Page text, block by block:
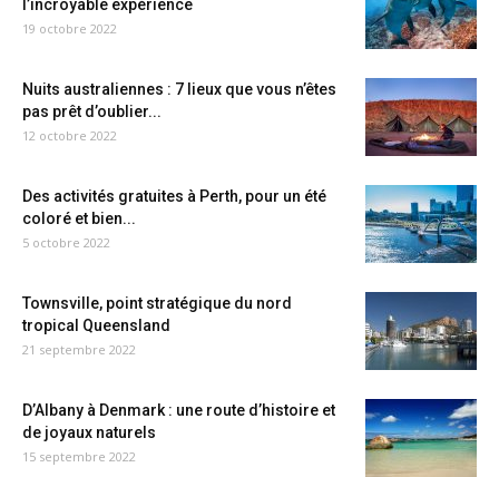
l’incroyable expérience
19 octobre 2022
Nuits australiennes : 7 lieux que vous n’êtes
pas prêt d’oublier...
12 octobre 2022
Des activités gratuites à Perth, pour un été
coloré et bien...
5 octobre 2022
Townsville, point stratégique du nord
tropical Queensland
21 septembre 2022
D’Albany à Denmark : une route d’histoire et
de joyaux naturels
15 septembre 2022